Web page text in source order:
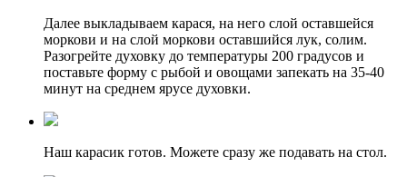
Далее выкладываем карася, на него слой оставшейся
моркови и на слой моркови оставшийся лук, солим.
Разогрейте духовку до температуры 200 градусов и
поставьте форму с рыбой и овощами запекать на 35-40
минут на среднем ярусе духовки.
Наш карасик готов. Можете сразу же подавать на стол.